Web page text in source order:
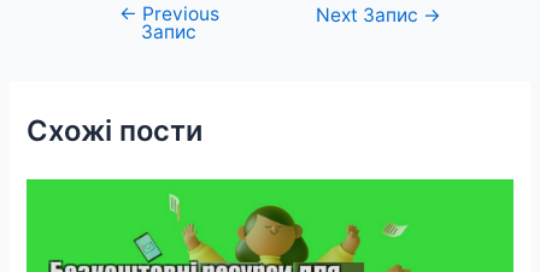
Навігація
← Previous
Запис
Next Запис →
Схожі пости